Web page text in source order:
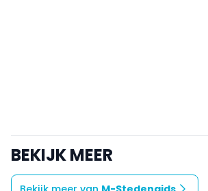
BEKIJK MEER